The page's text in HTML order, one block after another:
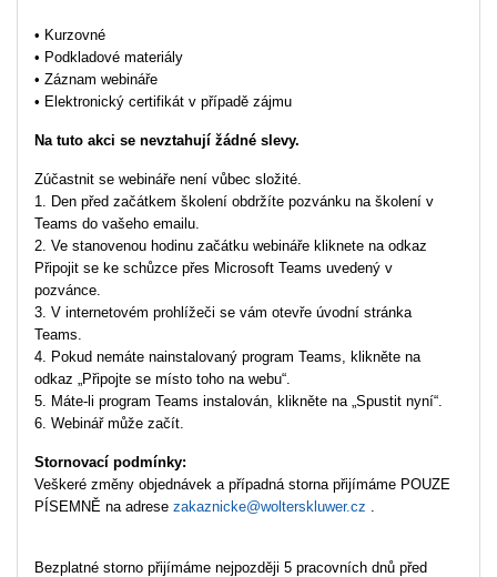
• Kurzovné
• Podkladové materiály
• Záznam webináře
• Elektronický certifikát v případě zájmu
Na tuto akci se nevztahují žádné slevy.
Zúčastnit se webináře není vůbec složité.
1. Den před začátkem školení obdržíte pozvánku na školení v
Teams do vašeho emailu.
2. Ve stanovenou hodinu začátku webináře kliknete na odkaz
Připojit se ke schůzce přes Microsoft Teams uvedený v
pozvánce.
3. V internetovém prohlížeči se vám otevře úvodní stránka
Teams.
4. Pokud nemáte nainstalovaný program Teams, klikněte na
odkaz „Připojte se místo toho na webu“.
5. Máte-li program Teams instalován, klikněte na „Spustit nyní“.
6. Webinář může začít.
Stornovací podmínky:
Veškeré změny objednávek a případná storna přijímáme POUZE
PÍSEMNĚ na adrese zakaznicke@wolterskluwer.cz .
Bezplatné storno přijímáme nejpozději 5 pracovních dnů před